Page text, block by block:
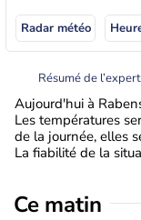
Radar météo
Résumé de l’expert
Aujourd'hui à
Les températures
de la journée, elles
La fiabilité de la
Ce matin